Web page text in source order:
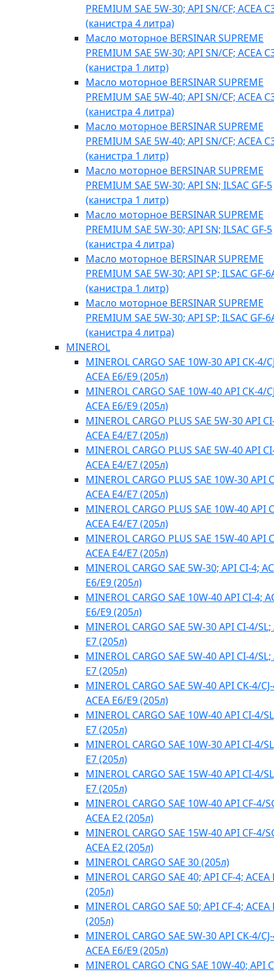
PREMIUM SAE 5W-30; API SN/CF; ACEA
(канистра 4 литра)
Масло моторное BERSINAR SUPREME
PREMIUM SAE 5W-30; API SN/CF; ACEA
(канистра 1 литр)
Масло моторное BERSINAR SUPREME
PREMIUM SAE 5W-40; API SN/CF; ACEA
(канистра 4 литра)
Масло моторное BERSINAR SUPREME
PREMIUM SAE 5W-40; API SN/CF; ACEA
(канистра 1 литр)
Масло моторное BERSINAR SUPREME
PREMIUM SAE 5W-30; API SN; ILSAC GF-5
(канистра 1 литр)
Масло моторное BERSINAR SUPREME
PREMIUM SAE 5W-30; API SN; ILSAC GF-5
(канистра 4 литра)
Масло моторное BERSINAR SUPREME
PREMIUM SAE 5W-30; API SP; ILSAC GF-
(канистра 1 литр)
Масло моторное BERSINAR SUPREME
PREMIUM SAE 5W-30; API SP; ILSAC GF-
(канистра 4 литра)
MINEROL
MINEROL CARGO SAE 10W-30 API CK-4/
ACEA E6/E9 (205л)
MINEROL CARGO SAE 10W-40 API CK-4/
ACEA E6/E9 (205л)
MINEROL CARGO PLUS SAE 5W-30 API
ACEA E4/Е7 (205л)
MINEROL CARGO PLUS SAE 5W-40 API
ACEA E4/Е7 (205л)
MINEROL CARGO PLUS SAE 10W-30 API
ACEA E4/Е7 (205л)
MINEROL CARGO PLUS SAE 10W-40 API
ACEA E4/Е7 (205л)
MINEROL CARGO PLUS SAE 15W-40 API
ACEA E4/Е7 (205л)
MINEROL CARGO SAE 5W-30; API CI-4;
E6/E9 (205л)
MINEROL CARGO SAE 10W-40 API CI-4;
E6/E9 (205л)
MINEROL CARGO SAE 5W-30 API CI-4/SL;
E7 (205л)
MINEROL CARGO SAE 5W-40 API CI-4/SL;
E7 (205л)
MINEROL CARGO SAE 5W-40 API CK-4/
ACEA E6/E9 (205л)
MINEROL CARGO SAE 10W-40 API CI-4/
E7 (205л)
MINEROL CARGO SAE 10W-30 API CI-4/
E7 (205л)
MINEROL CARGO SAE 15W-40 API CI-4/
E7 (205л)
MINEROL CARGO SAE 10W-40 API CF-4/
ACEA E2 (205л)
MINEROL CARGO SAE 15W-40 API CF-4/
ACEA E2 (205л)
MINEROL CARGO SAE 30 (205л)
MINEROL CARGO SAE 40; API CF-4; ACEA
(205л)
MINEROL CARGO SAE 50; API CF-4; ACEA
(205л)
MINEROL CARGO SAE 5W-30 API CK-4/
ACEA E6/E9 (205л)
MINEROL CARGO CNG SAE 10W-40; API